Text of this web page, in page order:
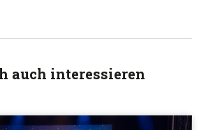
Alle akzeptieren
Auswahl erlauben
auch interessieren